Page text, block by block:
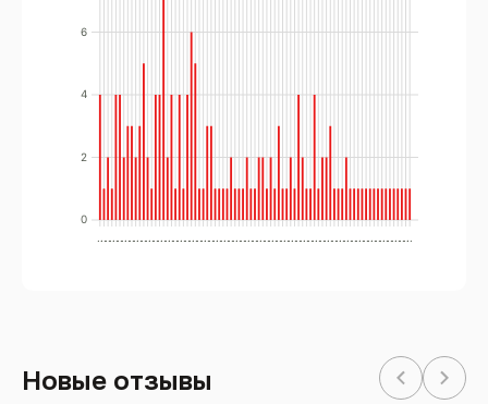
0
2
4
6
.... .... .... .... .... .... .... .... .... .... .... .... .... .... .... .... .... .... .... .... .... .... .... .... .... .... .... ....
Новые отзывы